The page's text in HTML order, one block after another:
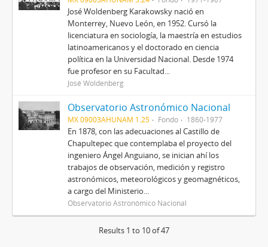
José Woldenberg Karakowsky nació en
Monterrey, Nuevo León, en 1952. Cursó la
licenciatura en sociología, la maestría en estudios
latinoamericanos y el doctorado en ciencia
política en la Universidad Nacional. Desde 1974
fue profesor en su Facultad...
José Woldenberg
Observatorio Astronómico Nacional
MX 09003AHUNAM 1.25 Fondo 1860-1977
En 1878, con las adecuaciones al Castillo de
Chapultepec que contemplaba el proyecto del
ingeniero Ángel Anguiano, se inician ahí los
trabajos de observación, medición y registro
astronómicos, meteorológicos y geomagnéticos,
a cargo del Ministerio...
Observatorio Astronómico Nacional
Results 1 to 10 of 47